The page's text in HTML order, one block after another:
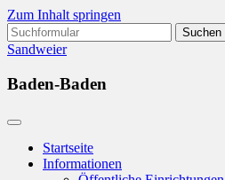
Zum Inhalt springen
Suchen
nach:
Sandweier
Baden-Baden
Startseite
Informationen